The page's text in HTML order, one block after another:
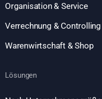
Organisation & Service
Verrechnung & Controlling
Warenwirtschaft & Shop
Lösungen